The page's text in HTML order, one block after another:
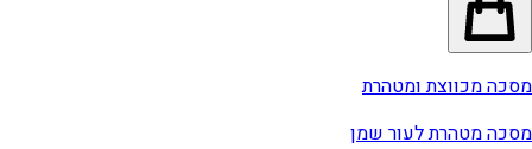
מסכה מכווצת ומטהרת
מסכה מטהרת לעור שמן